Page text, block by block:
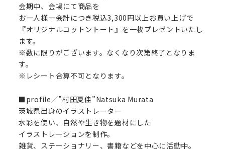
会期中、会場にて商品を
お一人様一会計につき税込3,300円以上お買い上げで
『オリジナルコットントート』を一枚プレゼントいたし
ます。
※数に限りがございます。なくなり次第終了となりま
す。
※レシート合算不可となります。
■profile／”村田夏佳”Natsuka Murata
茨城県出身のイラストレーター
水彩を使い、自然や生き物を題材にした
イラストレーションを制作。
雑貨、ステーショナリー、書籍などを中心に活動中。